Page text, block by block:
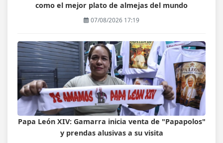
como el mejor plato de almejas del mundo
07/08/2026 17:19
Papa León XIV: Gamarra inicia venta de "Papapolos"
y prendas alusivas a su visita